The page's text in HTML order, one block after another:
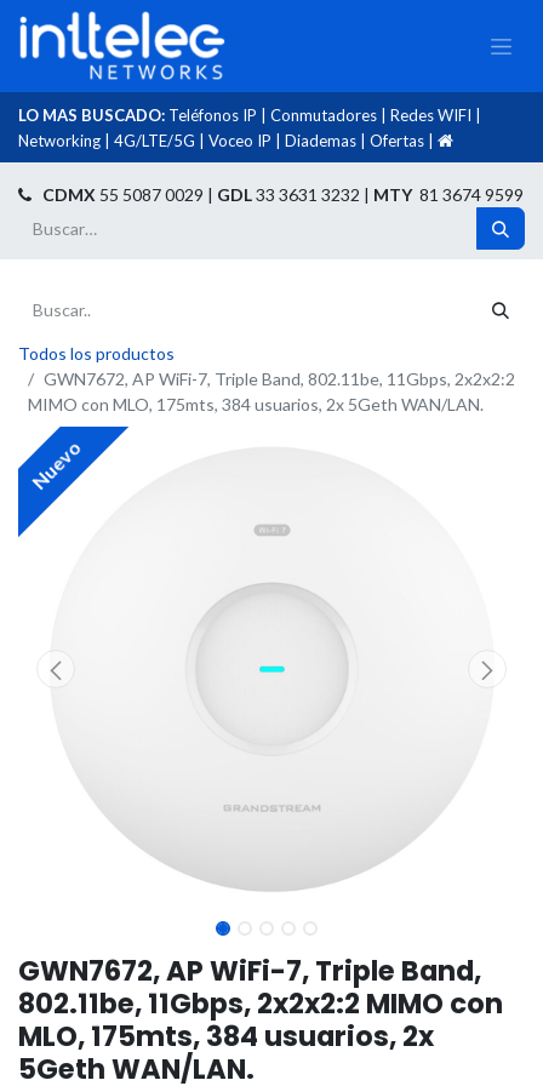
LO MAS BUSCADO: Teléfonos IP Conmutadores Redes WIFI
Networking
4G/LTE/5G Voceo IP Diademas Ofertas
CDMX 55 5087 0029 | GDL33 3631 3232 | MTY81 3674 9599
Todos los productos
GWN7672, AP WiFi-7, Triple Band, 802.11be, 11Gbps, 2x2x2:2
MIMO con MLO, 175mts, 384 usuarios, 2x 5Geth WAN/LAN.
Nuevo
GWN7672, AP WiFi-7, Triple Band,
802.11be, 11Gbps, 2x2x2:2 MIMO con
MLO, 175mts, 384 usuarios, 2x
5Geth WAN/LAN.